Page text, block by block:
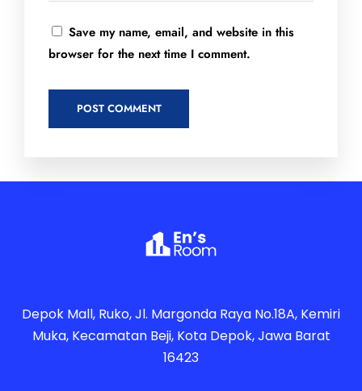
Save my name, email, and website in this
browser for the next time I comment.
Depok Mall, Ruko, Jl. Margonda Raya No.18A, Kemiri
Muka, Kecamatan Beji, Kota Depok, Jawa Barat
16423